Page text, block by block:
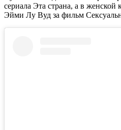
сериала Эта страна, а в женской
Эйми Лу Вуд за фильм